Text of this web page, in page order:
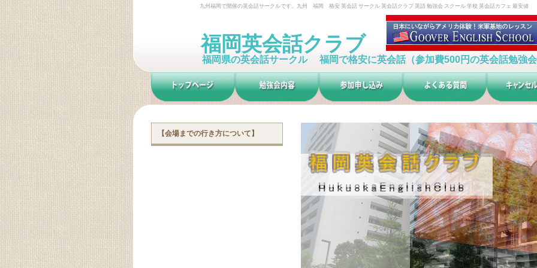
九州福岡で開催の英会話サークルです。九州 福岡 格安 英会話 サークル 英会話クラブ 英語 勉強会 スクール 学校 英会話カフェ 最安値
福岡英会話クラブ
福岡県の英会話サークル 福岡で格安に英会話（参加費500円の英会話勉強
【会場までの行き方について】